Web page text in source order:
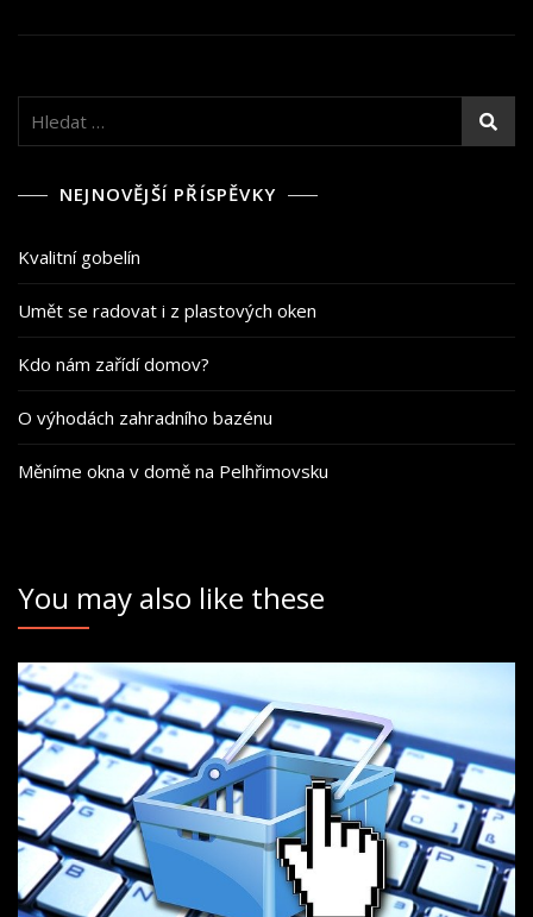
Vyhledávání
NEJNOVĚJŠÍ PŘÍSPĚVKY
Kvalitní gobelín
Umět se radovat i z plastových oken
Kdo nám zařídí domov?
O výhodách zahradního bazénu
Měníme okna v domě na Pelhřimovsku
You may also like these